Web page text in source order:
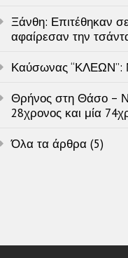
Ξάνθη: Επιτέθηκαν
αφαίρεσαν την
Καύσωνας “ΚΛΕΩΝ”:
Θρήνος στη Θάσο –
28χρονος και μία
Όλα τα άρθρα (5)